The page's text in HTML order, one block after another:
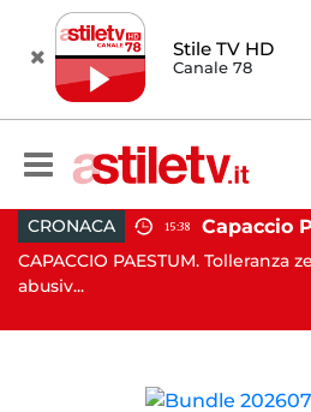
Stile TV HD
Canale 78
CRONACA 15:38
CAPACCIO PAESTUM.
abusiv...